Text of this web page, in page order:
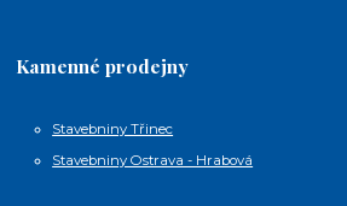
Kamenné prodejny
Stavebniny Třinec
Stavebniny Ostrava - Hrabová